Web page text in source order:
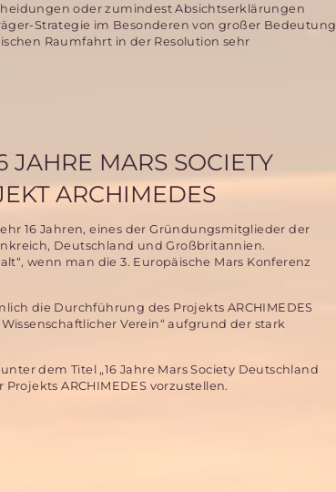
oder zumindest Absichtserklärungen
Strategie im Besonderen von großer Bedeutung
Raumfahrt in der Resolution sehr
JAHRE MARS SOCIETY
ARCHIMEDES
16 Jahren, eines der Gründungsmitglieder der
Deutschland und Großbritannien.
wenn man die 3. Europäische Mars Konferenz
die Durchführung des Projekts ARCHIMEDES
Verein“ aufgrund der stark
dem Titel „16 Jahre Mars Society Deutschland
ARCHIMEDES vorzustellen.